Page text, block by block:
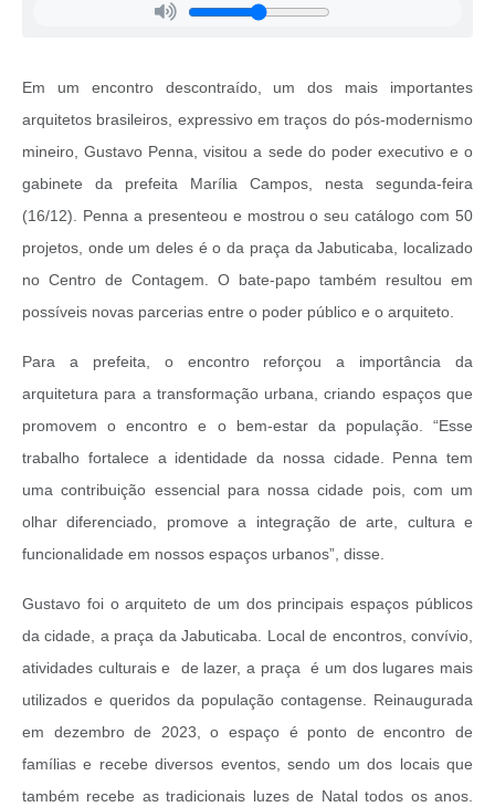
Em um encontro descontraído, um dos mais importantes
arquitetos brasileiros, expressivo em traços do pós-modernismo
mineiro, Gustavo Penna, visitou a sede do poder executivo e o
gabinete da prefeita Marília Campos, nesta segunda-feira
(16/12). Penna a presenteou e mostrou o seu catálogo com 50
projetos, onde um deles é o da praça da Jabuticaba, localizado
no Centro de Contagem. O bate-papo também resultou em
possíveis novas parcerias entre o poder público e o arquiteto.
Para a prefeita, o encontro reforçou a importância da
arquitetura para a transformação urbana, criando espaços que
promovem o encontro e o bem-estar da população. “Esse
trabalho fortalece a identidade da nossa cidade. Penna tem
uma contribuição essencial para nossa cidade pois, com um
olhar diferenciado, promove a integração de arte, cultura e
funcionalidade em nossos espaços urbanos”, disse.
Gustavo foi o arquiteto de um dos principais espaços públicos
da cidade, a praça da Jabuticaba. Local de encontros, convívio,
atividades culturais e de lazer, a praça é um dos lugares mais
utilizados e queridos da população contagense. Reinaugurada
em dezembro de 2023, o espaço é ponto de encontro de
famílias e recebe diversos eventos, sendo um dos locais que
também recebe as tradicionais luzes de Natal todos os anos.